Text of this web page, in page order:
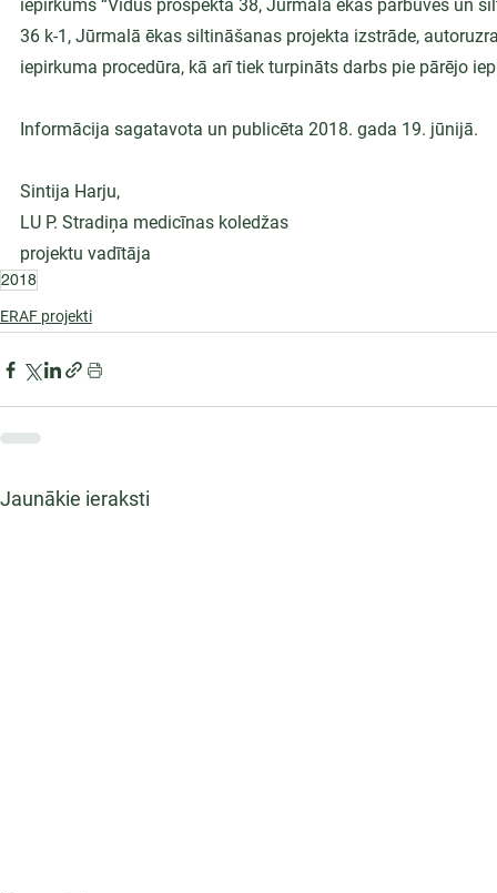
iepirkums “Vidus prospekta 38, Jūrmalā ēkas pārbūves un
36 k-1, Jūrmalā ēkas siltināšanas projekta izstrāde,
iepirkuma procedūra, kā arī tiek turpināts darbs pie pārējo
Informācija sagatavota un publicēta 2018. gada 19. jūnijā.
Sintija Harju,
LU P. Stradiņa medicīnas koledžas
projektu vadītāja
2018
ERAF projekti
Jaunākie ieraksti